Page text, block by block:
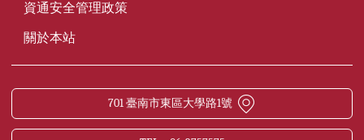
資通安全管理政策
關於本站
701 臺南市東區大學路1號